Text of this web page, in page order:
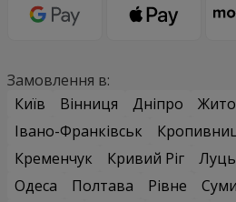
Замовлення в:
Київ
Вінниця Дніпро
Івано-Франківськ
Кременчук
Кривий Ріг
Одеса
Полтава Рівне Суми